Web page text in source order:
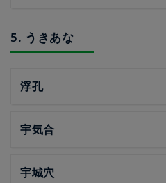
5. うきあな
浮孔
宇気合
宇城穴